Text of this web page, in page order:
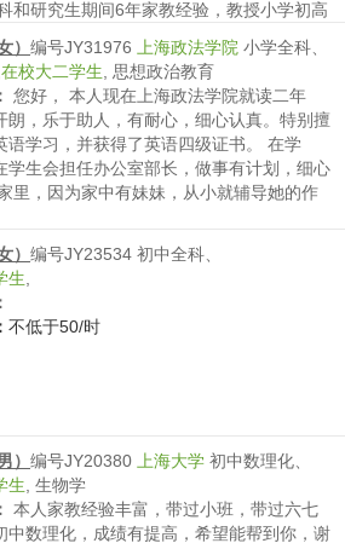
和研究生期间6年家教经验，教授小学初高
数学家教；博士生期间两年授课和答疑经
教学...
不低于80/时
） 编号JY31976 上海政法学院 小学全科、
在校大二学生
思想政治教育
您好， 本人现在上海政法学院就读二年
朗，乐于助人，有耐心，细心认真。特别擅
语学习，并获得了英语四级证书。 在学
学生会担任办公室部长，做事有计划，细心
里，因为家中有妹妹，从小就辅导她的作
） 编号JY23534 初中全科、
生
不低于50/时
） 编号JY20380 上海大学 初中数理化、
生 生物学
本人家教经验丰富，带过小班，带过六七
中数理化，成绩有提高，希望能帮到你，谢